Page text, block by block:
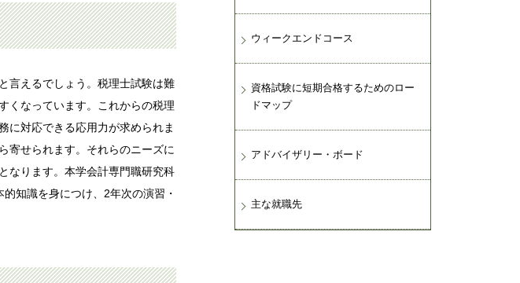
言えるでしょう。税理士試験は難
くなっています。これからの税理
に対応できる応用力が求められま
寄せられます。それらのニーズに
なります。本学会計専門職研究科
知識を身につけ、2年次の演習・
ウィークエンドコース
資格試験に短期合格するためのロー
ドマップ
アドバイザリー・ボード
主な就職先